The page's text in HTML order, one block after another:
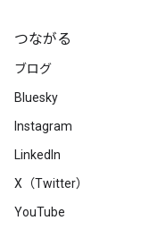
つながる
ブログ
Bluesky
Instagram
LinkedIn
X（Twitter）
YouTube